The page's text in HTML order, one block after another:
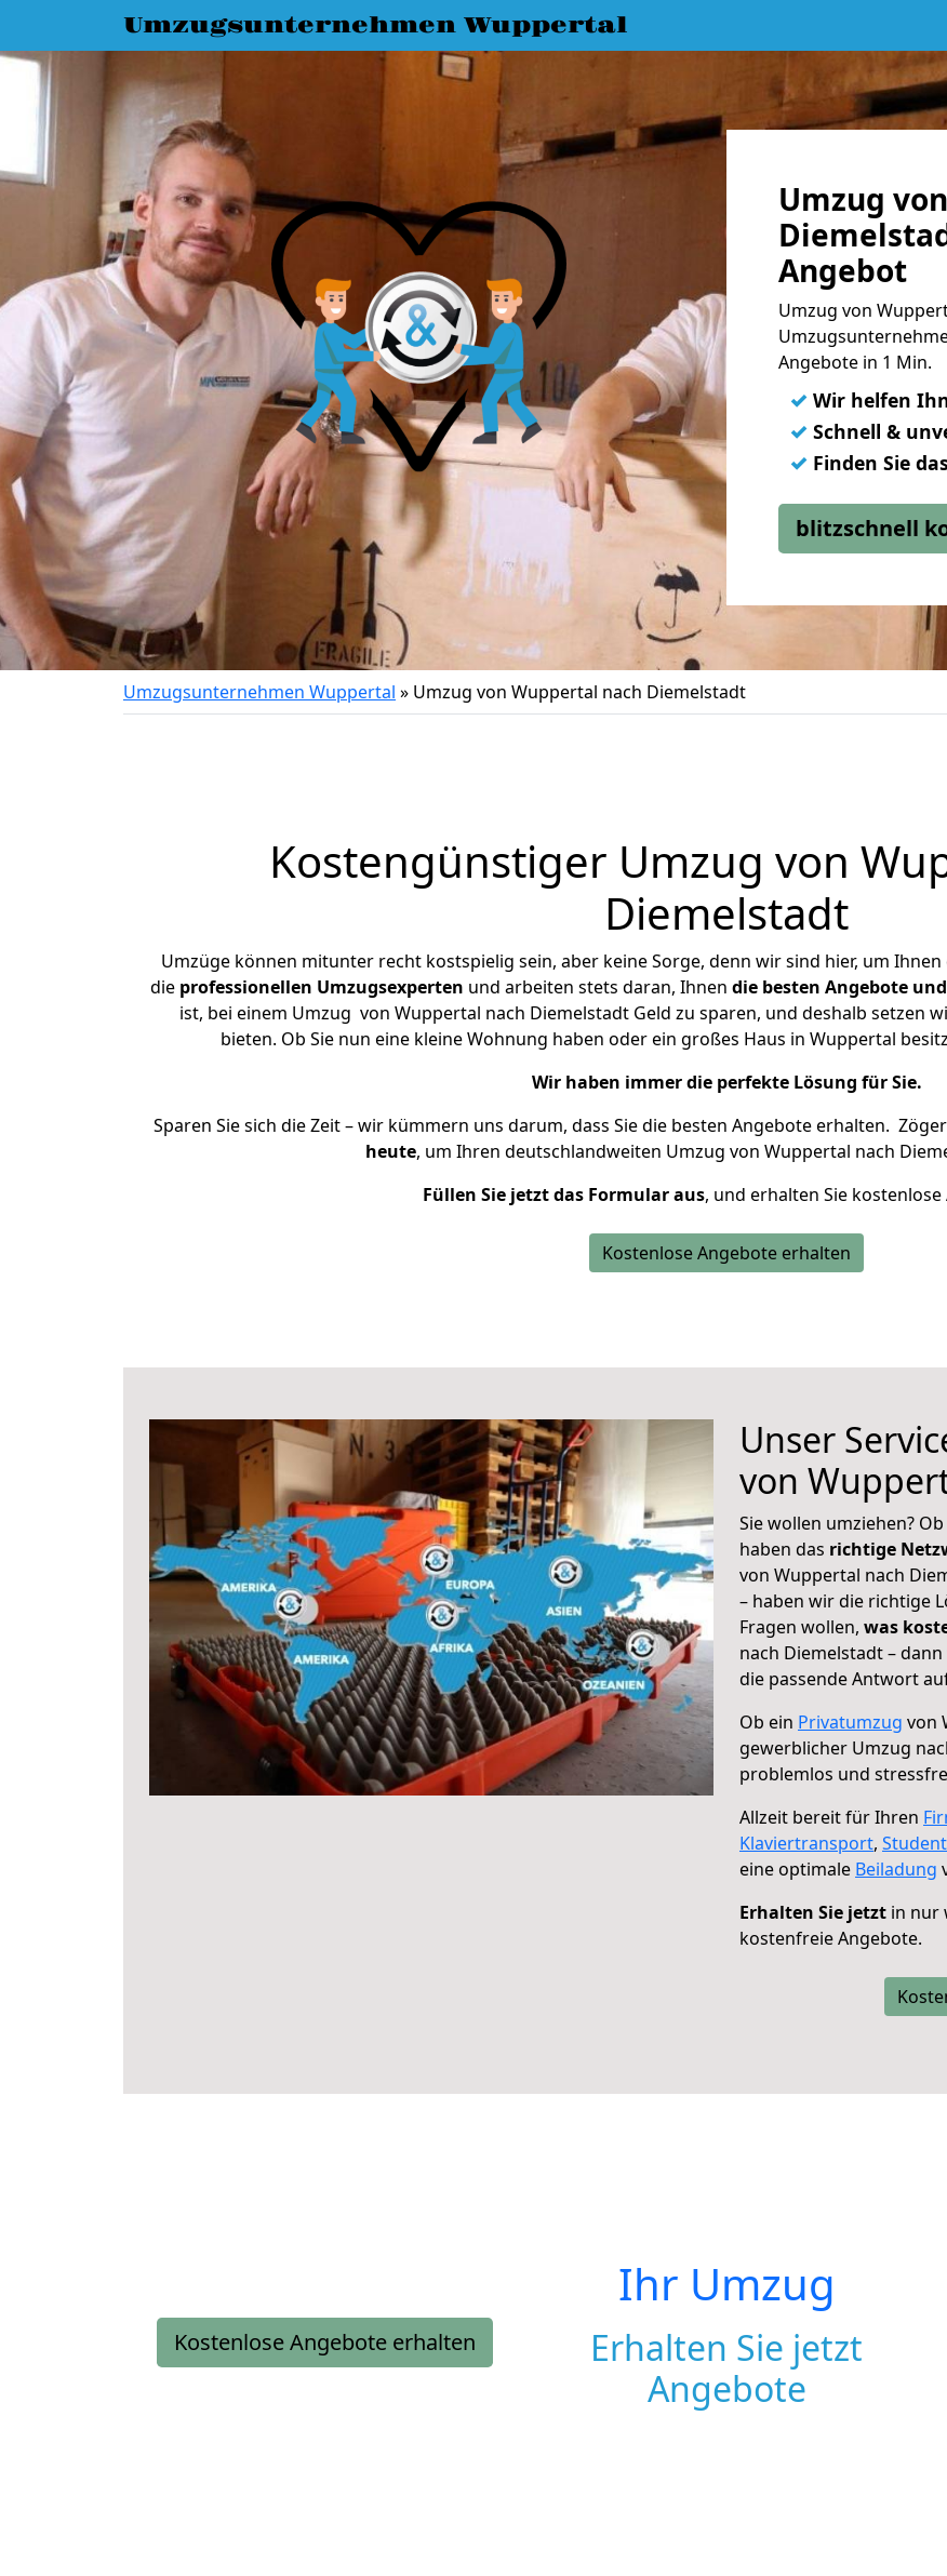
Umzugsunternehmen Wuppertal
Umzug
Angebot
Umzug von
Angebote in 1 Min.
✓ Wir helfen
✓ Schnell &
✓ Finden Sie
blitzschnell
Umzugsunternehmen Wuppertal » Umzug von Wuppertal nach Diemelstadt
Kostengünstiger Umzug von
Diemelstadt
Umzüge können mitunter recht kostspielig sein, aber keine Sorge, denn wir sind hier, um Ihnen
die professionellen Umzugsexperten und arbeiten stets daran, Ihnen die besten Angebote
ist, bei einem Umzug von Wuppertal nach Diemelstadt Geld zu sparen, und deshalb setzen
bieten. Ob Sie nun eine kleine Wohnung haben oder ein großes Haus in Wuppertal
Wir haben immer die perfekte Lösung für Sie.
Sparen Sie sich die Zeit – wir kümmern uns darum, dass Sie die besten Angebote erhalten.
heute, um Ihren deutschlandweiten Umzug von Wuppertal nach
Füllen Sie jetzt das Formular aus, und erhalten Sie kostenlose
Kostenlose Angebote erhalten
Unser
von
Sie wollen umziehen?
haben das richtige
von Wuppertal nach
– haben wir die richtige
Fragen wollen, was
nach Diemelstadt –
die passende Antwort
Ob ein Privatumzug von
gewerblicher Umzug
problemlos und
Allzeit bereit für Ihren
Klaviertransport,
eine optimale Beiladung
Erhalten Sie jetzt in nur
kostenfreie Angebote.
Kostenlose Angebote erhalten
Ihr Umzug
Erhalten Sie jetzt
Angebote